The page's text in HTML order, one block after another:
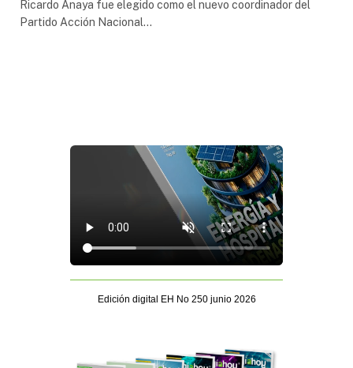
Ricardo Anaya fue elegido como el nuevo coordinador del
Partido Acción Nacional…
Edición digital EH No 250 junio 2026